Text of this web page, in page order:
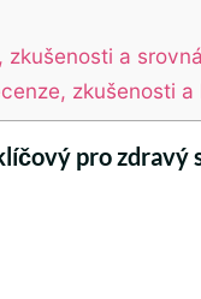
a
zkušenosti
pro zdravý